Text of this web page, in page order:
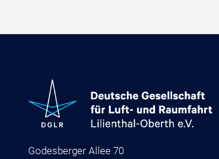
Godesberger Allee 70